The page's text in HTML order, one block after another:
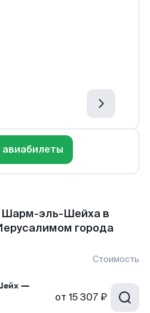
Шарм-эль-Шейха в
города
Стоимость
—
от 15 307 ₽